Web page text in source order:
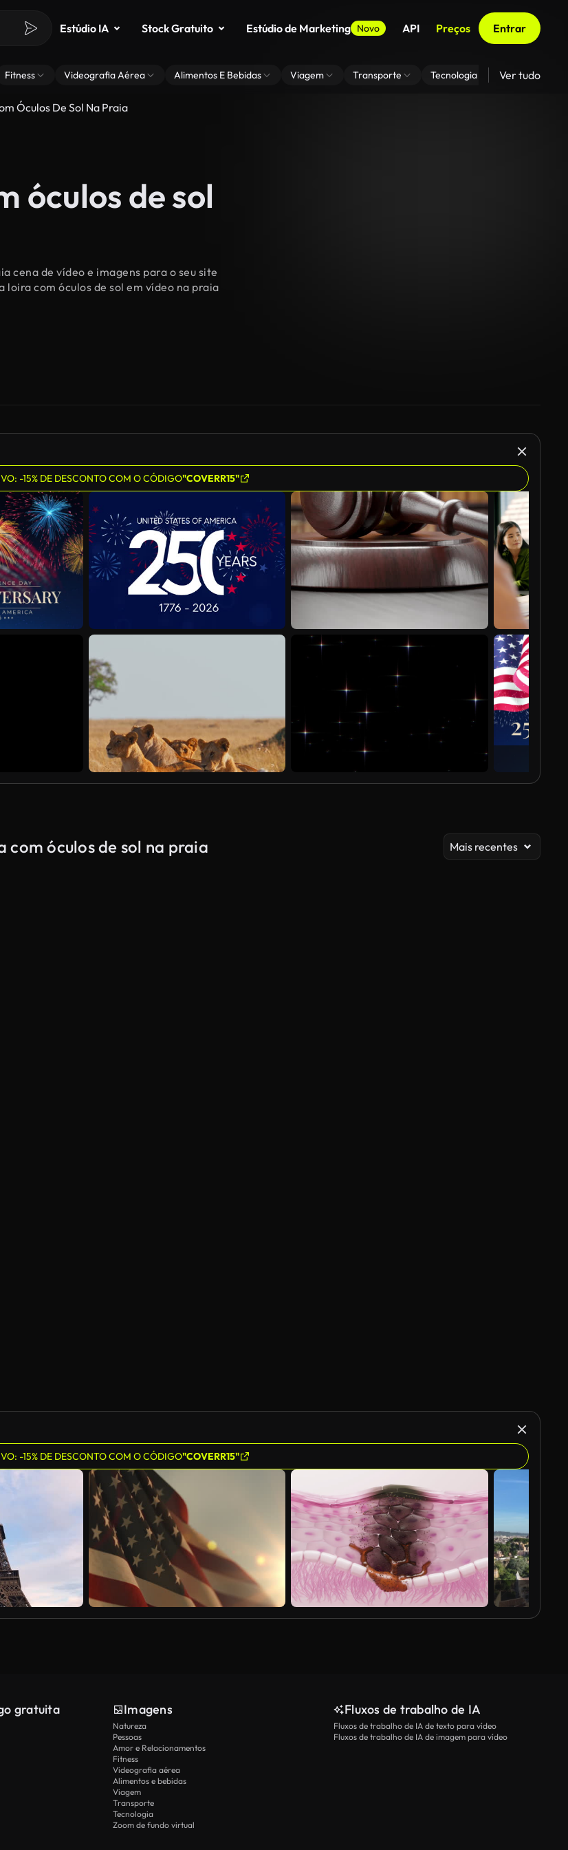
Estúdio IA Stock Gratuito Estúdio de Marketing Novo API Preços Entrar
Fitness Videografia Aérea Alimentos E Bebidas Viagem Transporte Tecnologia Zoom De
Ver tudo
Óculos De Sol Na Praia
óculos de sol
cena de vídeo e imagens para o seu site
com óculos de sol em vídeo na praia
-15% DE DESCONTO COM O CÓDIGO"COVERR15"
óculos de sol na praia Mais recentes
-15% DE DESCONTO COM O CÓDIGO"COVERR15"
gratuita Imagens
Natureza
Pessoas
Amor e Relacionamentos
Fitness
Videografia aérea
Alimentos e bebidas
Viagem
Transporte
Tecnologia
Zoom de fundo virtual
Fluxos de trabalho de IA
Fluxos de trabalho de IA de texto para vídeo
Fluxos de trabalho de IA de imagem para vídeo